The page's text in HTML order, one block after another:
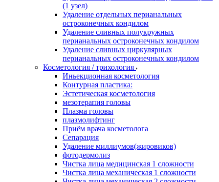
(1 узел)
Удаление отдельных перианальных
остроконечных кондилом
Удаление сливных полукружных
перианальных остроконечных кондилом
Удаление сливных циркулярных
перианальных остроконечных кондилом
Косметология / трихология
Иньекционная косметология
Контурная пластика:
Эстетическая косметология
мезотерапия головы
Плазма головы
плазмолифтинг
Приём врача косметолога
Сепарация
Удаление миллиумов(жировиков)
фотодермолиз
Чистка лица медицинская 1 сложности
Чистка лица механическая 1 сложности